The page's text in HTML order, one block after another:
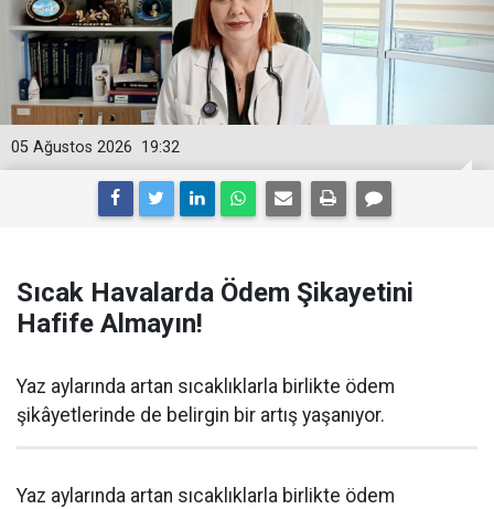
19:32
05 Ağustos 2026
Sıcak Havalarda Ödem Şikayetini
Hafife Almayın!
Yaz aylarında artan sıcaklıklarla birlikte ödem
şikâyetlerinde de belirgin bir artış yaşanıyor.
Yaz aylarında artan sıcaklıklarla birlikte ödem